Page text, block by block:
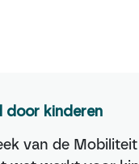
door kinderen
van de